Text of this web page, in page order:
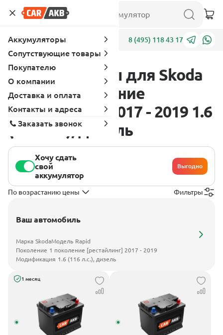
Адреса 8 (495) 118 43 17
Аккумуляторы для Skoda
Rapid 1 поколение
[рестайлинг] 2017 - 2019 1.6
(116 л.с.), дизель
Хочу сдать
свой
аккумулятор
Выгодно
По возрастанию цены Фильтры
Ваш автомобиль
Марка SkodaМодель Rapid
Поколение 1 поколение [рестайлинг] 2017 - 2019
Модификация 1.6 (116 л.с.), дизель
1 месяц
Аккумуляторы
Сопутствующие товары
Покупателю
О компании
Доставка и оплата
Контакты и адреса
Заказать звонок